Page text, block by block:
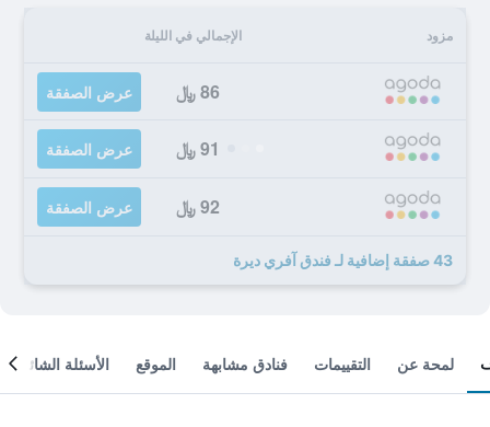
مزود الإجمالي في الليلة
86 ﷼ عرض الصفقة
91 ﷼ عرض الصفقة
92 ﷼ عرض الصفقة
43 صفقة إضافية لـ فندق آفري ديرة
لمحة عن التقييمات فنادق مشابهة الموقع الأسئلة الشائعة